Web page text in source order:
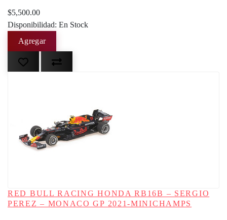
$5,500.00
Disponibilidad: En Stock
RED BULL RACING HONDA RB16B – SERGIO
PEREZ – MONACO GP 2021-MINICHAMPS